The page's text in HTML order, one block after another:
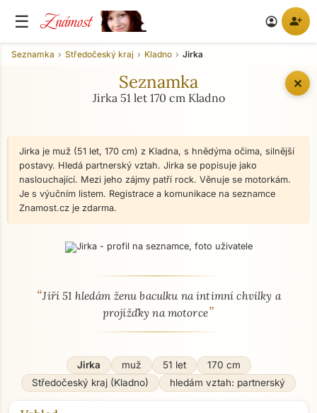
☰ Známost account_circle person_add
✕
Seznamka Středočeský kraj Kladno Jirka
Seznamka
Jirka 51 let 170 cm Kladno
Jirka je muž (51 let, 170 cm) z Kladna, s hnědýma očima, silnější
postavy. Hledá partnerský vztah. Jirka se popisuje jako
naslouchající. Mezi jeho zájmy patří rock. Věnuje se motorkám.
Je s výučním listem. Registrace a komunikace na seznamce
Znamost.cz je zdarma.
O mně - seznamka profil
“Jiří 51 hledám ženu baculku na intimní chvilky a
projížďky na motorce”
Jirka muž 51 let
170 cm
Středočeský kraj (Kladno)
hledám vztah: partnerský